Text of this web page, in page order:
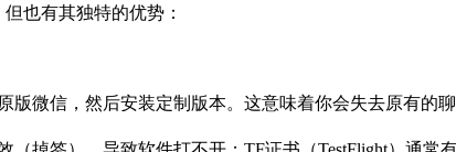
也有其独特的优势：
版微信，然后安装定制版本。这意味着你会失去原有的